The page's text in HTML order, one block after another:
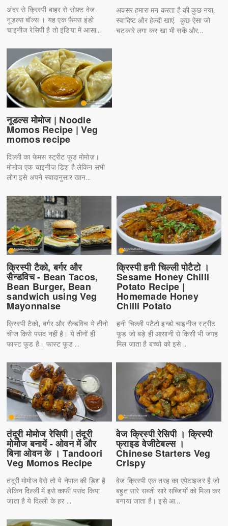
अक्सर हमारा मन करता है की कुछ नया,
स्वादिष्ट और हेल्दी खाएं. कुछ ऐसा जो
चटकारे लगा कर खा भी सकें और...
अंदर से क्रिस्पी बाहर से सोफ़्ट वेज
नूडल्स बॉल्स । यह एक फैमस इंडो
चाइनीज रेसिपी है तो इंडिया में आसा...
नूडल्स मोमोज | Noodle
Momos Recipe | Veg
momos recipe
दिल्ली का फेमस स्ट्रीट फूड मोमोज़।
मोमोज एक चाइनीज़ डिश है लेकिन सभी
लोग इसे अपने स्वादानुसार खान...
क्रिस्पी टैको, बर्गर और
सैन्डविच - Bean Tacos,
Bean Burger, Bean
sandwich using Veg
Mayonnaise
क्रिस्पी टैको, बर्गर और सैन्डविच ये तीनो
चीज किसे पसंद नहीं है। ये तीनों ही
फास्ट फूड है। फास्ट फूड ...
क्रिस्पी हनी चिल्ली पोटैटो ।
Sesame Honey Chilli
Potato Recipe |
Homemade Honey
Chilli Potato
हनी चिल्ली पटैटो इन्डो चाइनीज स्ट्रीट
फूड जाे बड़े ही आसानी से किसी भी जगह
मिल जाता है बच्चो को इसे ...
तंदूरी मोमोज रेसिपी | तंदूरी
मोमोज बनायें - ओवन में और
बिना ओवन के । Tandoori
Veg Momos Recipe
तंदूरी मोमोज वैसे तो ये नेपाल की डिश है
लेकिन दिल्ली में इसे काफी पसंद किया
जाता है ये दिल्ली के हर ...
वेज क्रिस्पी रेसिपी । क्रिस्पी
फ्राइड वेजीटेबल्स ।
Chinese Starters Veg
Crispy
वेज क्रिस्पी एक तरह का एपेटाइजर है जो
बहुत सारे सब्जी सारे सब्जियों काे मिला कर
बनाया जाता है। इसे आ...